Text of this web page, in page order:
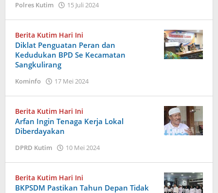
Polres Kutim 15 Juli 2024
Berita Kutim Hari Ini
Diklat Penguatan Peran dan
Kedudukan BPD Se Kecamatan
Sangkulirang
Kominfo 17 Mei 2024
Berita Kutim Hari Ini
Arfan Ingin Tenaga Kerja Lokal
Diberdayakan
DPRD Kutim 10 Mei 2024
Berita Kutim Hari Ini
BKPSDM Pastikan Tahun Depan Tidak